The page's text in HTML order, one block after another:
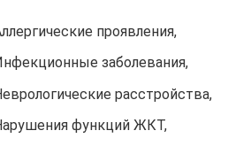
проявления,
заболевания,
расстройства,
функций ЖКТ,